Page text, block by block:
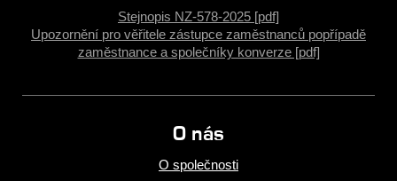
Stejnopis NZ-578-2025 [pdf]
Upozornění pro věřitele zástupce zaměstnanců popřípadě
zaměstnance a společníky konverze [pdf]
O nás
O společnosti